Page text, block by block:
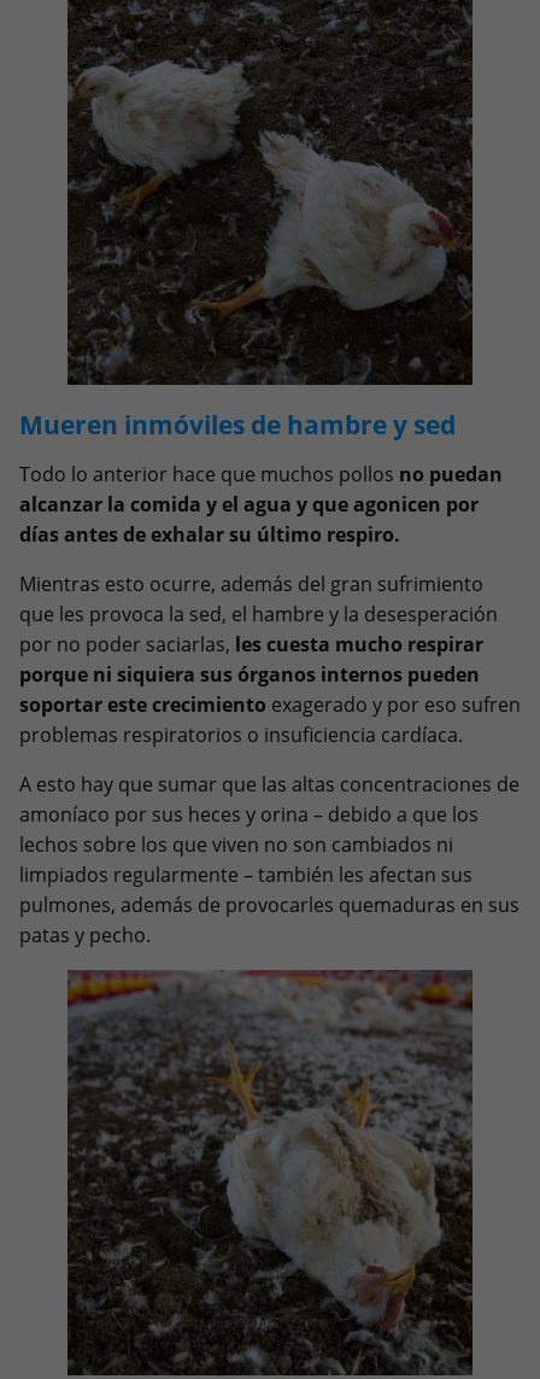
Mueren inmóviles de hambre y sed
Todo lo anterior hace que muchos pollos no puedan
alcanzar la comida y el agua y que agonicen por
días antes de exhalar su último respiro.
Mientras esto ocurre, además del gran sufrimiento
que les provoca la sed, el hambre y la desesperación
por no poder saciarlas, les cuesta mucho respirar
porque ni siquiera sus órganos internos pueden
soportar este crecimiento exagerado y por eso sufren
problemas respiratorios o insuficiencia cardíaca.
A esto hay que sumar que las altas concentraciones de
amoníaco por sus heces y orina – debido a que los
lechos sobre los que viven no son cambiados ni
limpiados regularmente – también les afectan sus
pulmones, además de provocarles quemaduras en sus
patas y pecho.